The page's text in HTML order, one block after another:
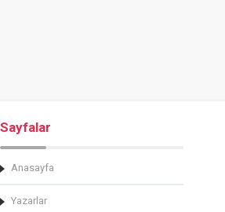
Sayfalar
Anasayfa
Yazarlar